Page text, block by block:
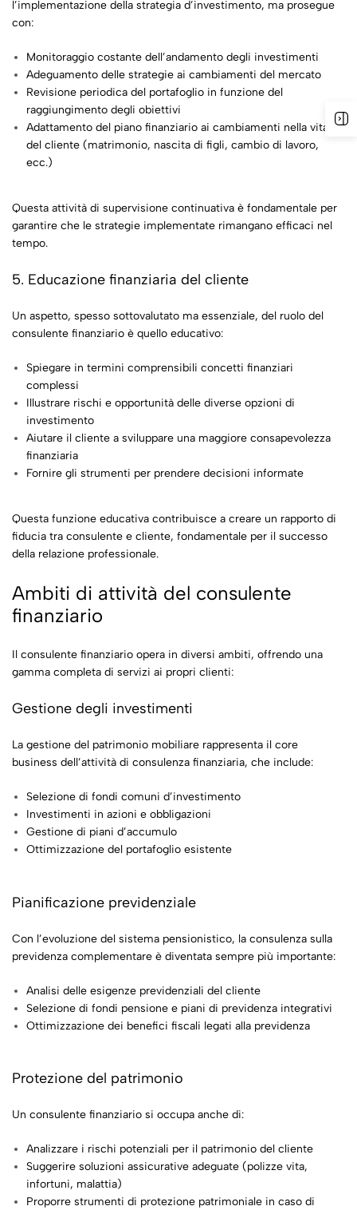
l’implementazione della strategia d’investimento, ma prosegue
con:
Monitoraggio costante dell’andamento degli investimenti
Adeguamento delle strategie ai cambiamenti del mercato
Revisione periodica del portafoglio in funzione del
raggiungimento degli obiettivi
Adattamento del piano finanziario ai cambiamenti nella vita
del cliente (matrimonio, nascita di figli, cambio di lavoro,
ecc.)
Questa attività di supervisione continuativa è fondamentale per
garantire che le strategie implementate rimangano efficaci nel
tempo.
5. Educazione finanziaria del cliente
Un aspetto, spesso sottovalutato ma essenziale, del ruolo del
consulente finanziario è quello educativo:
Spiegare in termini comprensibili concetti finanziari
complessi
Illustrare rischi e opportunità delle diverse opzioni di
investimento
Aiutare il cliente a sviluppare una maggiore consapevolezza
finanziaria
Fornire gli strumenti per prendere decisioni informate
Questa funzione educativa contribuisce a creare un rapporto di
fiducia tra consulente e cliente, fondamentale per il successo
della relazione professionale.
Ambiti di attività del consulente
finanziario
Il consulente finanziario opera in diversi ambiti, offrendo una
gamma completa di servizi ai propri clienti:
Gestione degli investimenti
La gestione del patrimonio mobiliare rappresenta il core
business dell’attività di consulenza finanziaria, che include:
Selezione di fondi comuni d’investimento
Investimenti in azioni e obbligazioni
Gestione di piani d’accumulo
Ottimizzazione del portafoglio esistente
Pianificazione previdenziale
Con l’evoluzione del sistema pensionistico, la consulenza sulla
previdenza complementare è diventata sempre più importante:
Analisi delle esigenze previdenziali del cliente
Selezione di fondi pensione e piani di previdenza integrativi
Ottimizzazione dei benefici fiscali legati alla previdenza
Protezione del patrimonio
Un consulente finanziario si occupa anche di:
Analizzare i rischi potenziali per il patrimonio del cliente
Suggerire soluzioni assicurative adeguate (polizze vita,
infortuni, malattia)
Proporre strumenti di protezione patrimoniale in caso di